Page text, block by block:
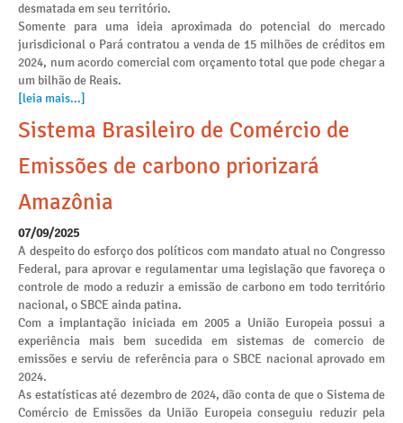
desmatada em seu território.
Somente para uma ideia aproximada do potencial do mercado
jurisdicional o Pará contratou a venda de 15 milhões de créditos em
2024, num acordo comercial com orçamento total que pode chegar a
um bilhão de Reais.
[leia mais...]
Sistema Brasileiro de Comércio de
Emissões de carbono priorizará
Amazônia
07/09/2025
A despeito do esforço dos políticos com mandato atual no Congresso
Federal, para aprovar e regulamentar uma legislação que favoreça o
controle de modo a reduzir a emissão de carbono em todo território
nacional, o SBCE ainda patina.
Com a implantação iniciada em 2005 a União Europeia possui a
experiência mais bem sucedida em sistemas de comercio de
emissões e serviu de referência para o SBCE nacional aprovado em
2024.
As estatísticas até dezembro de 2024, dão conta de que o Sistema de
Comércio de Emissões da União Europeia conseguiu reduzir pela